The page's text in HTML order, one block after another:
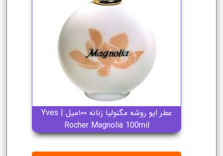
عطر ایو روشه مگنولیا زنانه ۱۰۰میل | Yves
Rocher Magnolia 100mil